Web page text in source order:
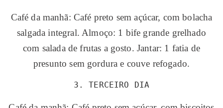
Café da manhã: Café preto sem açúcar, com bolacha
salgada integral. Almoço: 1 bife grande grelhado
com salada de frutas a gosto. Jantar: 1 fatia de
presunto sem gordura e couve refogado.
3. TERCEIRO DIA